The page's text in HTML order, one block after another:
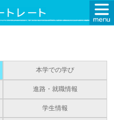
本学での学び
進路・就職情報
学生情報